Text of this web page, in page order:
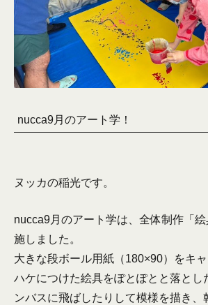
nucca9月のアート学！
ヌッカの稲光です。
nucca9月のアート学は、全体制作「
施しました。
大きな段ボール用紙（180×90）をキャ
ハケにつけた絵具をぽとぽとと落とし
ンバスに飛ばしたりして模様を描き、